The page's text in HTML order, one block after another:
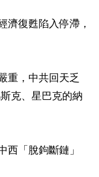
濟復甦陷入停滯，
重，中共回天乏
克、星巴克的納
「脫鉤斷鏈」